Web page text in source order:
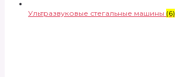
Ультразвуковые стегальные машины (6)